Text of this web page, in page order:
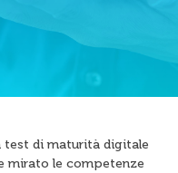
test di maturità digitale
mirato le competenze